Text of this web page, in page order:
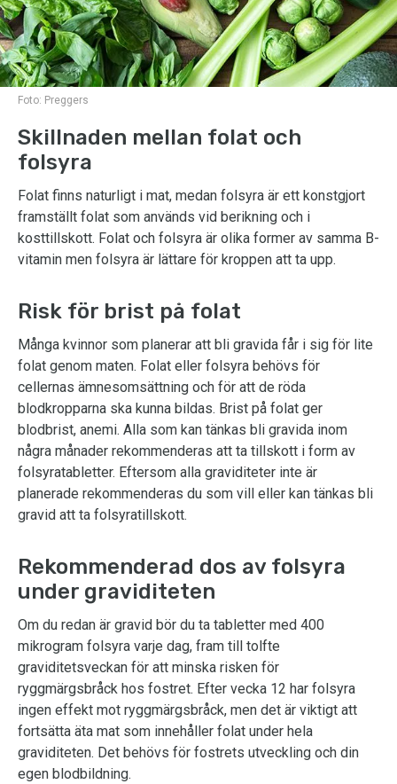
Foto: Preggers
Skillnaden mellan folat och
folsyra
Folat finns naturligt i mat, medan folsyra är ett konstgjort
framställt folat som används vid berikning och i
kosttillskott. Folat och folsyra är olika former av samma B-
vitamin men folsyra är lättare för kroppen att ta upp.
Risk för brist på folat
Många kvinnor som planerar att bli gravida får i sig för lite
folat genom maten. Folat eller folsyra behövs för
cellernas ämnesomsättning och för att de röda
blodkropparna ska kunna bildas. Brist på folat ger
blodbrist, anemi. Alla som kan tänkas bli gravida inom
några månader rekommenderas att ta tillskott i form av
folsyratabletter. Eftersom alla graviditeter inte är
planerade rekommenderas du som vill eller kan tänkas bli
gravid att ta folsyratillskott.
Rekommenderad dos av folsyra
under graviditeten
Om du redan är gravid bör du ta tabletter med 400
mikrogram folsyra varje dag, fram till tolfte
graviditetsveckan för att minska risken för
ryggmärgsbråck hos fostret. Efter vecka 12 har folsyra
ingen effekt mot ryggmärgsbråck, men det är viktigt att
fortsätta äta mat som innehåller folat under hela
graviditeten. Det behövs för fostrets utveckling och din
egen blodbildning.